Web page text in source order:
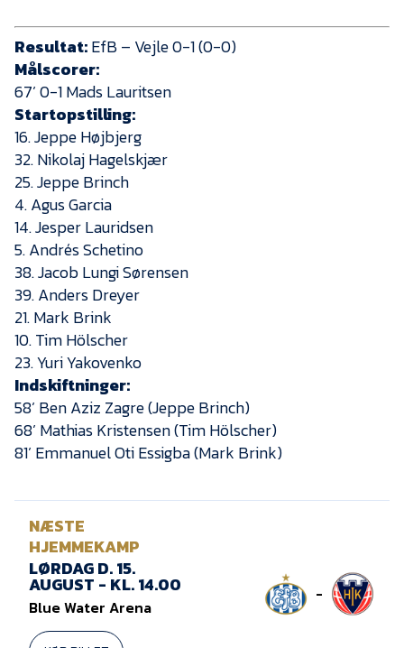
Resultat:EfB – Vejle 0-1 (0-0)
Målscorer:
67’ 0-1 Mads Lauritsen
Startopstilling:
16. Jeppe Højbjerg
32. Nikolaj Hagelskjær
25. Jeppe Brinch
4. Agus Garcia
14. Jesper Lauridsen
5. Andrés Schetino
38. Jacob Lungi Sørensen
39. Anders Dreyer
21. Mark Brink
10. Tim Hölscher
23. Yuri Yakovenko
Indskiftninger:
58’ Ben Aziz Zagre (Jeppe Brinch)
68’ Mathias Kristensen (Tim Hölscher)
81’ Emmanuel Oti Essigba (Mark Brink)
NÆSTE
HJEMMEKAMP
LØRDAG D. 15.
AUGUST - KL. 14.00
Blue Water Arena
-